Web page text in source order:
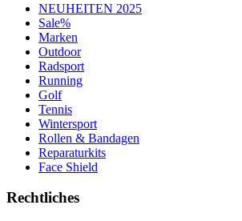
NEUHEITEN 2025
Sale%
Marken
Outdoor
Radsport
Running
Golf
Tennis
Wintersport
Rollen & Bandagen
Reparaturkits
Face Shield
Rechtliches